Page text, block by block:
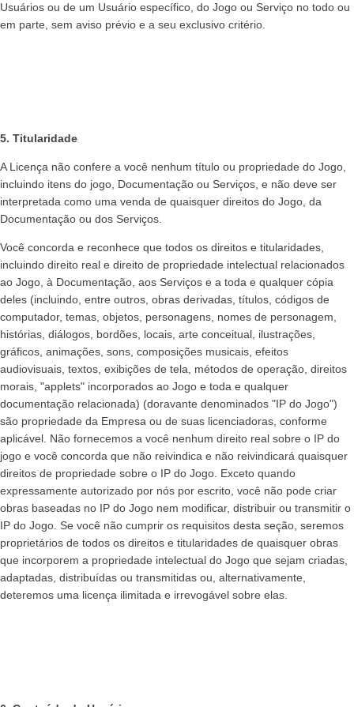
Usuários ou de um Usuário específico, do Jogo ou Serviço no todo ou
em parte, sem aviso prévio e a seu exclusivo critério.
5. Titularidade
A Licença não confere a você nenhum título ou propriedade do Jogo,
incluindo itens do jogo, Documentação ou Serviços, e não deve ser
interpretada como uma venda de quaisquer direitos do Jogo, da
Documentação ou dos Serviços.
Você concorda e reconhece que todos os direitos e titularidades,
incluindo direito real e direito de propriedade intelectual relacionados
ao Jogo, à Documentação, aos Serviços e a toda e qualquer cópia
deles (incluindo, entre outros, obras derivadas, títulos, códigos de
computador, temas, objetos, personagens, nomes de personagem,
histórias, diálogos, bordões, locais, arte conceitual, ilustrações,
gráficos, animações, sons, composições musicais, efeitos
audiovisuais, textos, exibições de tela, métodos de operação, direitos
morais, "applets" incorporados ao Jogo e toda e qualquer
documentação relacionada) (doravante denominados "IP do Jogo")
são propriedade da Empresa ou de suas licenciadoras, conforme
aplicável. Não fornecemos a você nenhum direito real sobre o IP do
jogo e você concorda que não reivindica e não reivindicará quaisquer
direitos de propriedade sobre o IP do Jogo. Exceto quando
expressamente autorizado por nós por escrito, você não pode criar
obras baseadas no IP do Jogo nem modificar, distribuir ou transmitir o
IP do Jogo. Se você não cumprir os requisitos desta seção, seremos
proprietários de todos os direitos e titularidades de quaisquer obras
que incorporem a propriedade intelectual do Jogo que sejam criadas,
adaptadas, distribuídas ou transmitidas ou, alternativamente,
deteremos uma licença ilimitada e irrevogável sobre elas.